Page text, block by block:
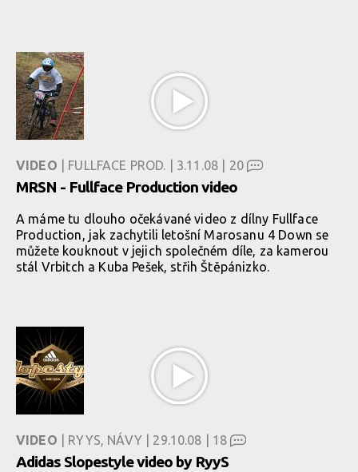
VIDEO | FULLFACE PROD. | 3.11.08 | 20
MRSN - Fullface Production video
A máme tu dlouho očekávané video z dílny Fullface
Production, jak zachytili letošní Marosanu 4 Down se
můžete kouknout v jejich společném díle, za kamerou
stál Vrbitch a Kuba Pešek, střih Štěpánizko.
VIDEO | RYYS, NÁVY | 29.10.08 | 18
Adidas Slopestyle video by RyyS